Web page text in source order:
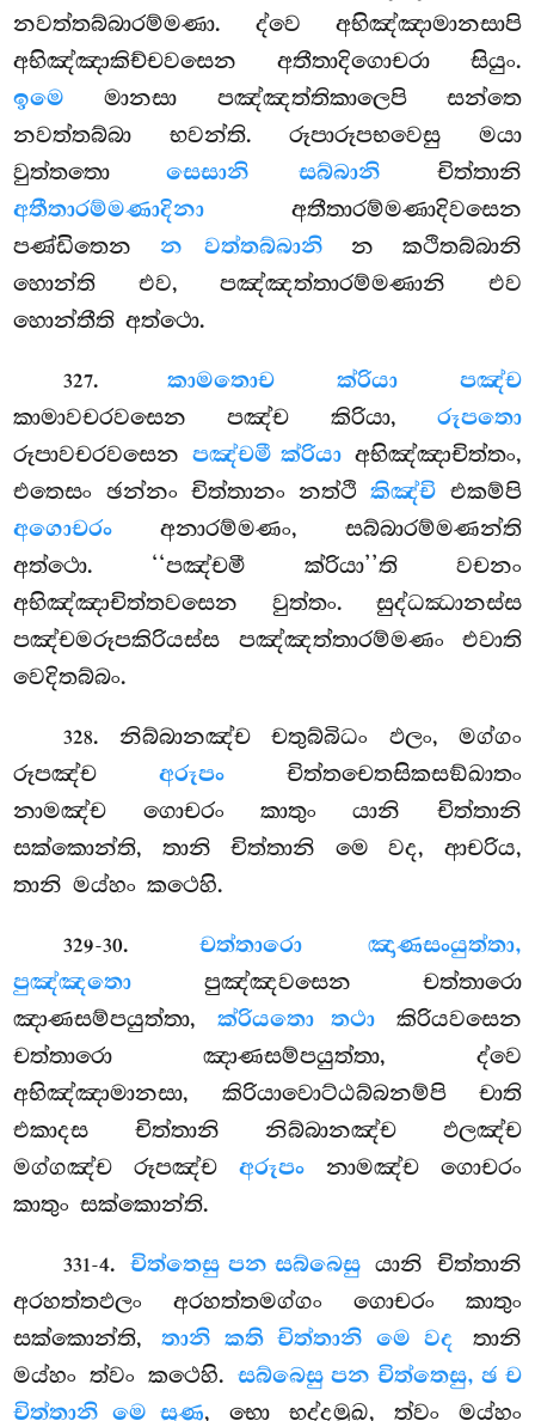
නවත්තබ්බාරම්මණා. ද්වෙ අභිඤ්ඤාමානසාපි
අභිඤ්ඤාකිච්චවසෙන අතීතාදිගොචරා සියුං.
ඉමෙ මානසා පඤ්ඤත්තිකාලෙපි සන්තෙ
නවත්තබ්බා භවන්ති. රූපාරූපභවෙසු මයා
වුත්තතො සෙසානි සබ්බානි චිත්තානි
අතීතාරම්මණාදිනා අතීතාරම්මණාදිවසෙන
පණ්ඩිතෙන න වත්තබ්බානි න කථිතබ්බානි
හොන්ති එව, පඤ්ඤත්තාරම්මණානි එව
හොන්තීති අත්ථො.
327. කාමතොච ක්රියා පඤ්ච
කාමාවචරවසෙන පඤ්ච කිරියා, රූපතො
රූපාවචරවසෙනපඤ්චමී ක්රියාඅභිඤ්ඤාචිත්තං,
එතෙසං ඡන්නං චිත්තානං නත්ථිකිඤ්චි එකම්පි
අගොචරං අනාරම්මණං, සබ්බාරම්මණන්ති
අත්ථො. ‘‘පඤ්චමී ක්රියා’’ති වචනං
අභිඤ්ඤාචිත්තවසෙන වුත්තං. සුද්ධඣානස්ස
පඤ්චමරූපකිරියස්ස පඤ්ඤත්තාරම්මණං එවාති
වෙදිතබ්බං.
328. නිබ්බානඤ්ච චතුබ්බිධං ඵලං, මග්ගං
රූපඤ්ච අරූපං චිත්තචෙතසිකසඞ්ඛාතං
නාමඤ්ච ගොචරං කාතුං යානි චිත්තානි
සක්කොන්ති, තානි චිත්තානි මෙ වද, ආචරිය,
තානි මය්හං කථෙහි.
329-30.චත්තාරො ඤාණසංයුත්තා,
පුඤ්ඤතො පුඤ්ඤවසෙන චත්තාරො
ඤාණසම්පයුත්තා,ක්රියතො තථාකිරියවසෙන
චත්තාරො ඤාණසම්පයුත්තා, ද්වෙ
අභිඤ්ඤාමානසා, කිරියාවොට්ඨබ්බනම්පි චාති
එකාදස චිත්තානි නිබ්බානඤ්ච ඵලඤ්ච
මග්ගඤ්ච රූපඤ්ච අරූපං නාමඤ්ච ගොචරං
කාතුං සක්කොන්ති.
331-4. චිත්තෙසු පන සබ්බෙසු යානි චිත්තානි
අරහත්තඵලං අරහත්තමග්ගං ගොචරං කාතුං
සක්කොන්ති,තානි කති චිත්තානි මෙ වද තානි
මය්හං ත්වං කථෙහි.සබ්බෙසු පන චිත්තෙසු, ඡ ච
චිත්තානි මෙ සුණ, භො භද්දමුඛ, ත්වං මය්හං